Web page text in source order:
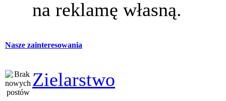
na reklamę własną.
Nasze zainteresowania
Zielarstwo